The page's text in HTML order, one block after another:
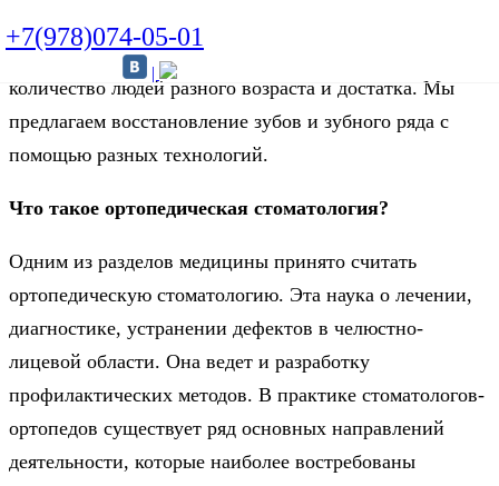
+7(978)074-05-01
|
стоматологов-ортопедов пользуется все большее
количество людей разного возраста и достатка. Мы
предлагаем восстановление зубов и зубного ряда с
помощью разных технологий.
Что такое ортопедическая стоматология?
Одним из разделов медицины принято считать
ортопедическую стоматологию. Эта наука о лечении,
диагностике, устранении дефектов в челюстно-
лицевой области. Она ведет и разработку
профилактических методов. В практике стоматологов-
ортопедов существует ряд основных направлений
деятельности, которые наиболее востребованы